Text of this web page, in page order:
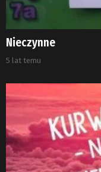
Nieczynne
5 lat temu